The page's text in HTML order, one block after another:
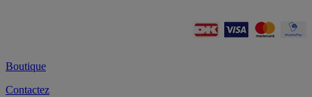
Boutique
Contactez